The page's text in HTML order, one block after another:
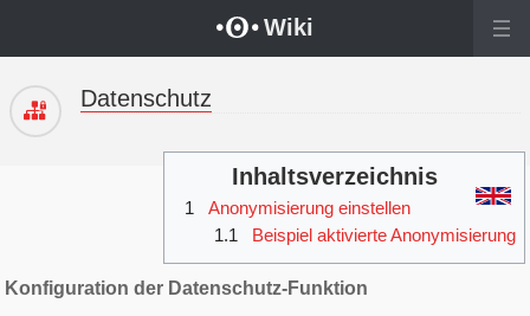
Wiki
Datenschutz
Inhaltsverzeichnis
1
Anonymisierung einstellen
1.1
Beispiel aktivierte Anonymisierung
Konfiguration der Datenschutz-Funktion